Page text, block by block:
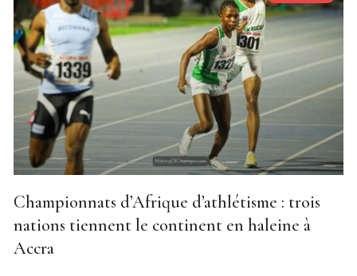
Championnats d’Afrique d’athlétisme : trois
nations tiennent le continent en haleine à
Accra